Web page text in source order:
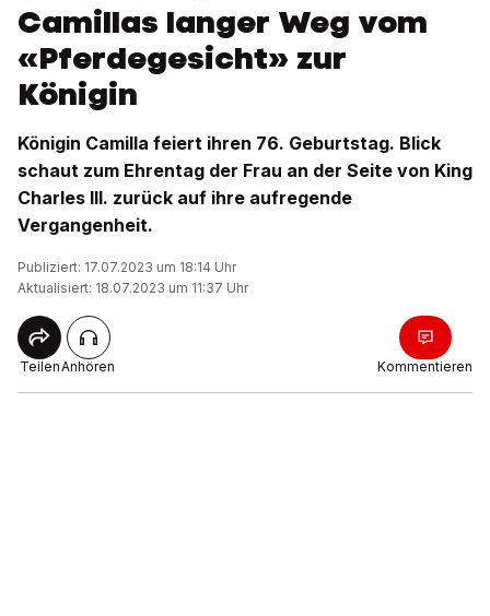
Camillas langer Weg vom
«Pferdegesicht» zur
Königin
Königin Camilla feiert ihren 76. Geburtstag. Blick
schaut zum Ehrentag der Frau an der Seite von King
Charles III. zurück auf ihre aufregende
Vergangenheit.
Publiziert: 17.07.2023 um 18:14 Uhr
Aktualisiert: 18.07.2023 um 11:37 Uhr
TeilenAnhören Kommentieren